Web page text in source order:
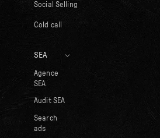
Social Selling
Cold call
SEA
Agence
SEA
Audit SEA
Search
ads